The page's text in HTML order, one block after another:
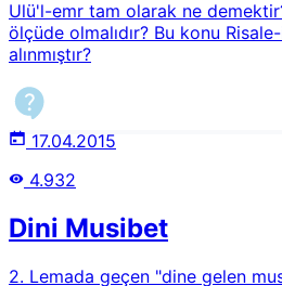
Ulü'l-emr tam olarak ne
ölçüde olmalıdır? Bu konu
alınmıştır?
17.04.2015
4.932
Dini Musibet
2. Lemada geçen "dine gelen